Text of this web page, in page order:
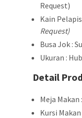
Request)
Kain
Request)
Busa Jok :
Ukuran :
Detail
Meja Makan
Kursi Makan